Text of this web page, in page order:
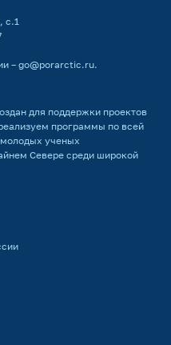
с.1
– go@porarctic.ru.
для поддержки проектов
программы по всей
ученых
Севере среди широкой